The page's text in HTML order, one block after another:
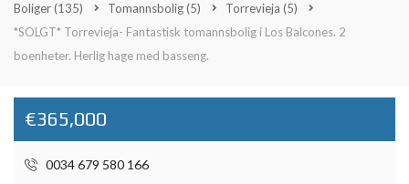
Boliger(135) Tomannsbolig(5) Torrevieja (5)
*SOLGT* Torrevieja- Fantastisk tomannsbolig i Los Balcones. 2
boenheter. Herlig hage med basseng.
€365,000
0034 679 580 166